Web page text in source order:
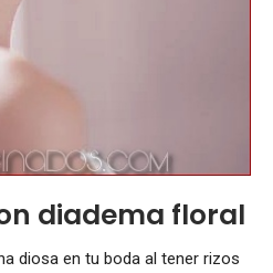
diadema floral
diosa en tu boda al tener rizos